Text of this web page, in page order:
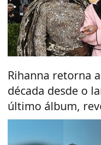
Rihanna retorna
década desde o
último álbum,